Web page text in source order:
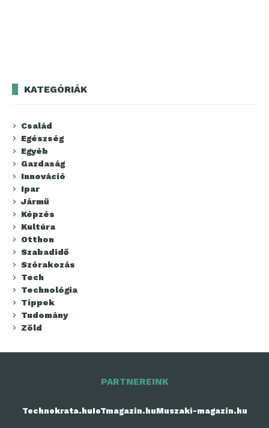
KATEGÓRIÁK
Család
Egészség
Egyéb
Gazdaság
Innováció
Ipar
Jármű
Képzés
Kultúra
Otthon
Szabadidő
Szórakozás
Tech
Technológia
Tippek
Tudomány
Zöld
PARTNEREINK
Technokrata.huIoTmagazin.huMuszaki-magazin.hu